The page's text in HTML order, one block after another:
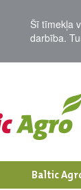
Šī tīmekļa
darbība.
Baltic